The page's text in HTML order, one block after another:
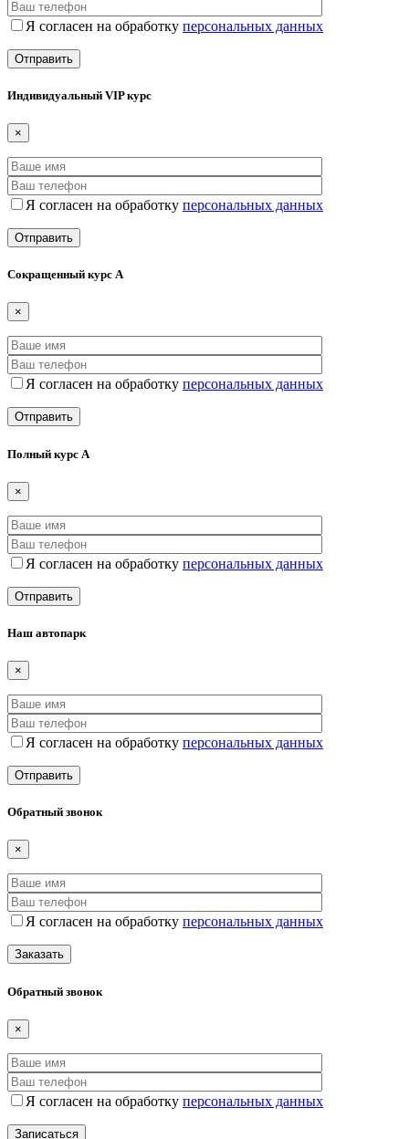
Я согласен на обработку
Индивидуальный VIP курс
×
Я согласен на обработку
Сокращенный курс А
×
Я согласен на обработку
Полный курс А
×
Я согласен на обработку
Наш автопарк
×
Я согласен на обработку
Обратный звонок
×
Я согласен на обработку
Обратный звонок
×
Я согласен на обработку